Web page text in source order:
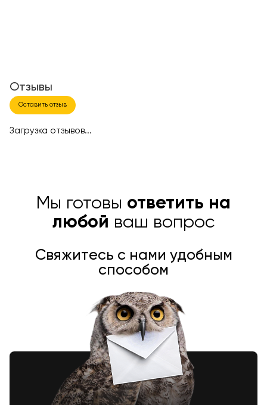
Отзывы
Оставить отзыв
Загрузка отзывов...
Мы готовы ответить на
любой ваш вопрос
Свяжитесь с нами удобным
способом